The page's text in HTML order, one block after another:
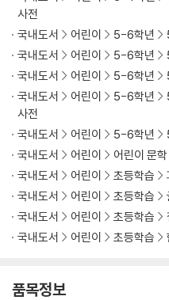
사전
국내도서
어린이 5-6학년
국내도서
어린이 5-6학년
국내도서
어린이 5-6학년
국내도서
어린이 5-6학년
사전
국내도서
어린이 5-6학년
국내도서
어린이 어린이 문학
국내도서
어린이 초등학습
국내도서
어린이 초등학습
국내도서
어린이 초등학습
국내도서
어린이 초등학습
품목정보